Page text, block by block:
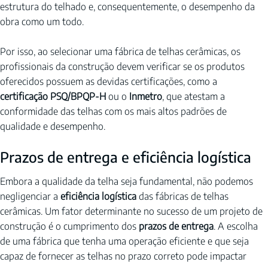
estrutura do telhado e, consequentemente, o desempenho da
obra como um todo.
Por isso, ao selecionar uma fábrica de telhas cerâmicas, os
profissionais da construção devem verificar se os produtos
oferecidos possuem as devidas certificações, como a
certificação PSQ/BPQP-H ou o Inmetro, que atestam a
conformidade das telhas com os mais altos padrões de
qualidade e desempenho.
Prazos de entrega e eficiência logística
Embora a qualidade da telha seja fundamental, não podemos
negligenciar a eficiência logística das fábricas de telhas
cerâmicas. Um fator determinante no sucesso de um projeto de
construção é o cumprimento dos prazos de entrega. A escolha
de uma fábrica que tenha uma operação eficiente e que seja
capaz de fornecer as telhas no prazo correto pode impactar